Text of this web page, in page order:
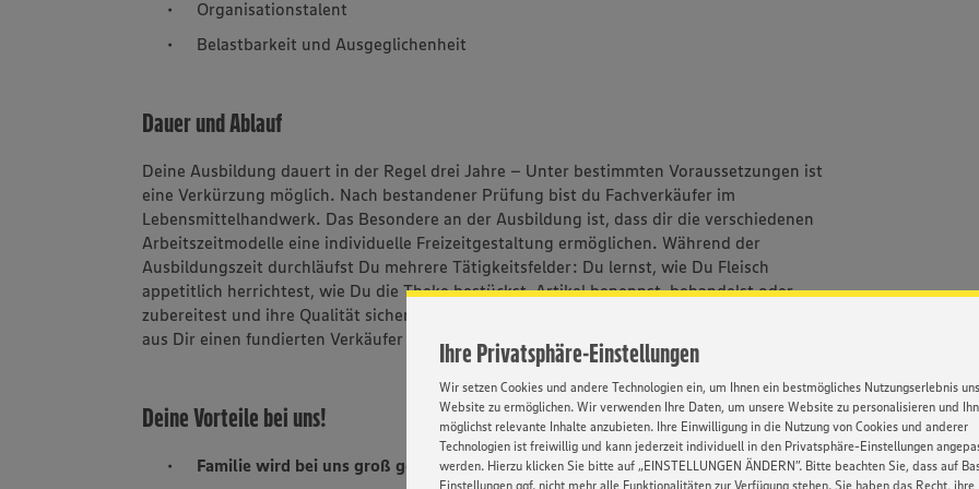
Ihre Privatsphäre-Einstellungen
Wir setzen Cookies und andere Technologien ein, um Ihnen ein bestmögliches Nutzungserlebnis
Website zu ermöglichen. Wir verwenden Ihre Daten, um unsere Website zu personalisieren und
möglichst relevante Inhalte anzubieten. Ihre Einwilligung in die Nutzung von Cookies und anderer
Technologien ist freiwillig und kann jederzeit individuell in den Privatsphäre-Einstellungen
werden. Hierzu klicken Sie bitte auf „EINSTELLUNGEN ÄNDERN”. Bitte beachten Sie, dass auf
Einstellungen ggf. nicht mehr alle Funktionalitäten zur Verfügung stehen. Sie haben das Recht, ihre
Organisationstalent
Belastbarkeit und Ausgeglichenheit
Dauer und Ablauf
Deine Ausbildung dauert in der Regel drei Jahre – Unter bestimmten Voraussetzungen ist
eine Verkürzung möglich. Nach bestandener Prüfung bist du Fachverkäufer im
Lebensmittelhandwerk. Das Besondere an der Ausbildung ist, dass dir die verschiedenen
Arbeitszeitmodelle eine individuelle Freizeitgestaltung ermöglichen. Während der
Ausbildungszeit durchläufst Du mehrere Tätigkeitsfelder: Du lernst, wie Du Fleisch
appetitlich herrichtest, wie Du die Theke bestückst, Artikel benennst, behandelst oder
zubereitest und ihre Qualität sicherst. Zielgerichtete Qualifizierungsmaßnahmen machen
aus Dir einen fundierten Verkäufer und Berater. Ist das ganz nach deinem Geschmack?
Deine Vorteile bei uns!
Familie wird bei uns groß geschrieben --> wir übernehmen die Kindergartenkosten